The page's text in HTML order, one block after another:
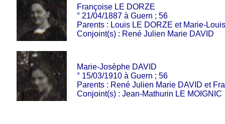
Françoise LE DORZE
° 21/04/1887 à Guern ; 56
Parents : Louis LE DORZE et Marie-
Conjoint(s) : René Julien Marie DAVID
Marie-Josèphe DAVID
° 15/03/1910 à Guern ; 56
Parents : René Julien Marie DAVID et
Conjoint(s) : Jean-Mathurin LE MOIGNIC